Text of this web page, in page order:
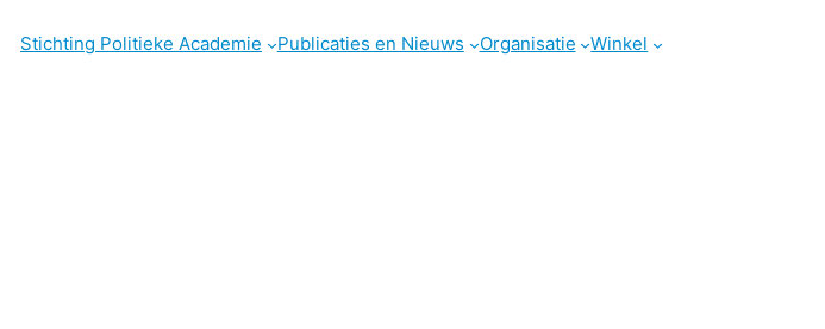
Stichting Politieke Academie Publicaties en Nieuws Organisatie Winkel